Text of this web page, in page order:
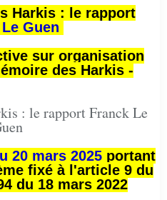
Harkis : le rapport
Guen
sur organisation
des Harkis -
: le rapport Franck Le
20 mars 2025portant
fixé à l'article 9 du
du 18 mars 2022